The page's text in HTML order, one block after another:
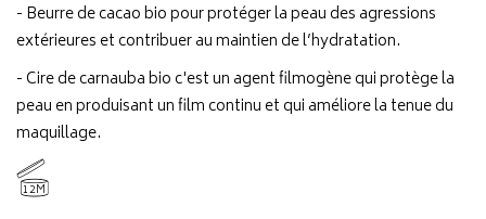
- Beurre de cacao bio pour protéger la peau des agressions
extérieures et contribuer au maintien de l’hydratation.
- Cire de carnauba bio c'est un agent filmogène qui protège la
peau en produisant un film continu et qui améliore la tenue du
maquillage.
12M